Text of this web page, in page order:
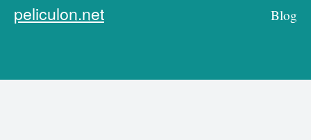
peliculon.net Blog